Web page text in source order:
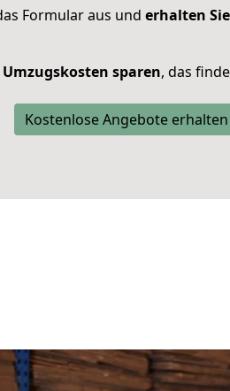
Formular aus und erhalten
Umzugskosten sparen, das
Kostenlose Angebote erhalten